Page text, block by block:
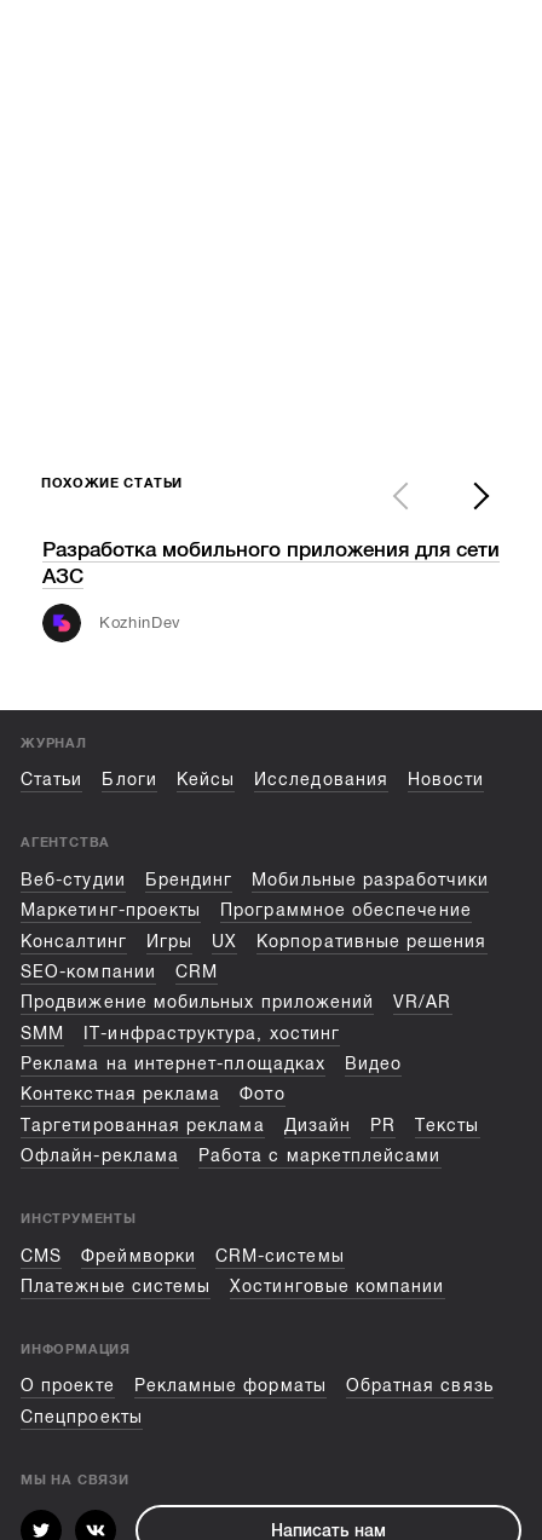
ПОХОЖИЕ СТАТЬИ
Разработка мобильного приложения для сети
АЗС
KozhinDev
ЖУРНАЛ
Статьи Блоги Кейсы Исследования Новости
АГЕНТСТВА
Веб-студии Брендинг
Мобильные разработчики
Маркетинг-проекты
Программное обеспечение
Консалтинг
Игры UX
Корпоративные решения
SEO-компании
CRM
Продвижение мобильных приложений
VR/AR
SMM
IT-инфраструктура, хостинг
Реклама на интернет-площадках
Видео
Контекстная реклама
Фото
Таргетированная реклама
Дизайн PR
Тексты
Офлайн-реклама
Работа с маркетплейсами
ИНСТРУМЕНТЫ
CMS Фреймворки
CRM-системы
Платежные системы
Хостинговые компании
ИНФОРМАЦИЯ
О проекте Рекламные форматы
Обратная связь
Спецпроекты
МЫ НА СВЯЗИ
Написать нам